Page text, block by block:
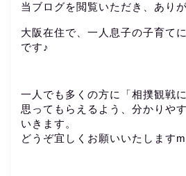
当ブログを閲覧いただき、あり
大阪在住で、一人息子の子育て
です♪
一人でも多くの方に「相撲観戦
思ってもらえるよう、分かりや
いきます。
どうぞ宜しくお願いいたします